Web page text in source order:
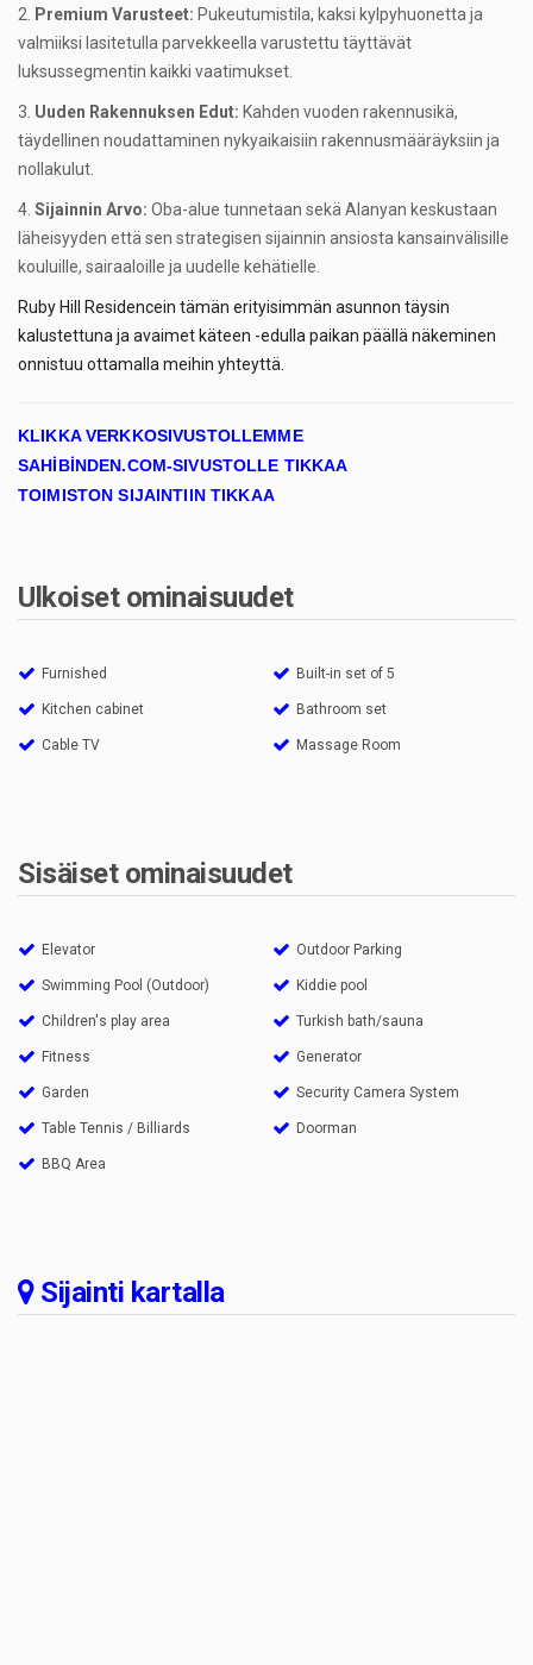
Premium Varusteet: Pukeutumistila, kaksi kylpyhuonetta ja
valmiiksi lasitetulla parvekkeella varustettu täyttävät
luksussegmentin kaikki vaatimukset.
Uuden Rakennuksen Edut: Kahden vuoden rakennusikä,
täydellinen noudattaminen nykyaikaisiin rakennusmääräyksiin ja
nollakulut.
Sijainnin Arvo: Oba-alue tunnetaan sekä Alanyan keskustaan
läheisyyden että sen strategisen sijainnin ansiosta kansainvälisille
kouluille, sairaaloille ja uudelle kehätielle.
Ruby Hill Residencein tämän erityisimmän asunnon täysin
kalustettuna ja avaimet käteen -edulla paikan päällä näkeminen
onnistuu ottamalla meihin yhteyttä.
KLIKKA VERKKOSIVUSTOLLEMME
SAHİBİNDEN.COM-SIVUSTOLLE TIKKAA
TOIMISTON SIJAINTIIN TIKKAA
Ulkoiset ominaisuudet
Furnished Built-in set of 5
Kitchen cabinet Bathroom set
Cable TV Massage Room
Sisäiset ominaisuudet
Elevator Outdoor Parking
Swimming Pool (Outdoor) Kiddie pool
Children's play area Turkish bath/sauna
Fitness Generator
Garden Security Camera System
Table Tennis / Billiards Doorman
BBQ Area
Sijainti kartalla